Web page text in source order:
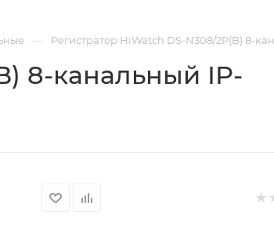
— Регистратор HiWatch DS-N308/2P(B) 8-
8-канальный IP-